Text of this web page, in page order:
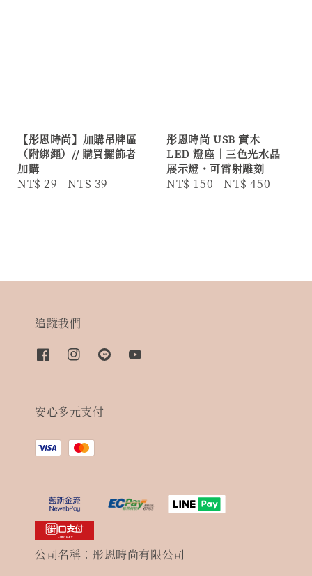
【彤恩時尚】加購吊牌區
（附綁繩）// 購買擺飾者
加購
Regular
NT$ 29 -NT$ 39
彤恩時尚 USB 實木
LED 燈座｜三色光水晶
展示燈・可雷射雕刻
Regular
NT$ 150 -NT$ 450
追蹤我們
安心多元支付
公司名稱：彤恩時尚有限公司